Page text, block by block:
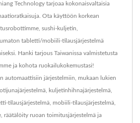
Technology tarjoaa kokonaisvaltaisia
Ota käyttöön korkean
sushi-kuljetin,
tabletti/mobiili-tilausjärjestelmä
Hanki tarjous Taiwanissa valmistetusta
ja kohota ruokailukokemustasi!
automaattisiin järjestelmiin, mukaan lukien
kuljetinhihnajärjestelmä,
tilausjärjestelmä, mobiili-tilausjärjestelmä,
räätälöity ruoan toimitusjärjestelmä ja